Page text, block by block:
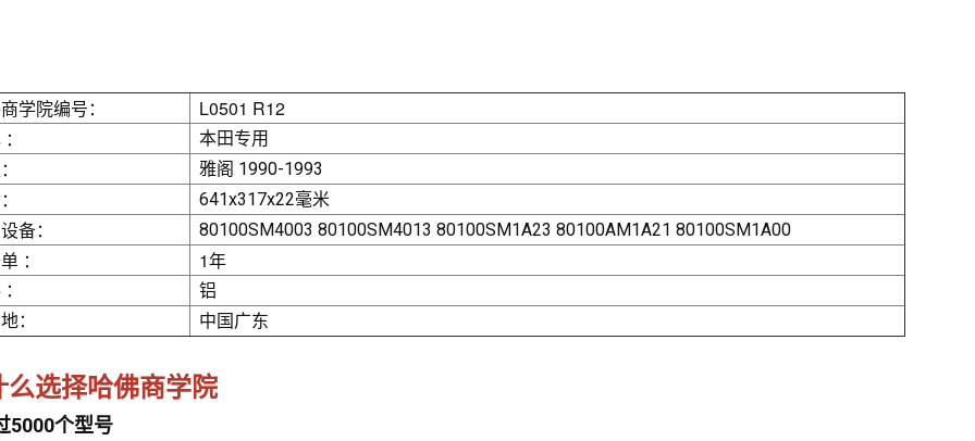
学院编号：
L0501 R12
本田专用
雅阁 1990-1993
641x317x22毫米
备： 80100SM4003 80100SM4013 80100SM1A23 80100AM1A21 80100SM1A00
： 1年
铝
：
中国广东
么选择哈佛商学院
5000个型号